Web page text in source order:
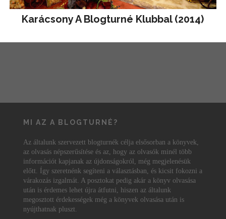
Karácsony A Blogturné Klubbal (2014)
MI AZ A BLOGTURNÉ?
Az általunk szervezett blogturnék célja elsősorban a könyvek,
az olvasás népszerűsítése és az, hogy az olvasók minél több
információt kapjanak az újdonságokról, még megjelenésük
előtt. Így szeretnénk segíteni a választásban, és kicsit fokozni a
várakozás izgalmát. A posztokat pedig akár a könyv olvasása
után is érdemes lehet újra átfutni, hiszen az általunk
megosztott érdekességek még a könyvek olvasása után is
nyújthatnak pluszt.